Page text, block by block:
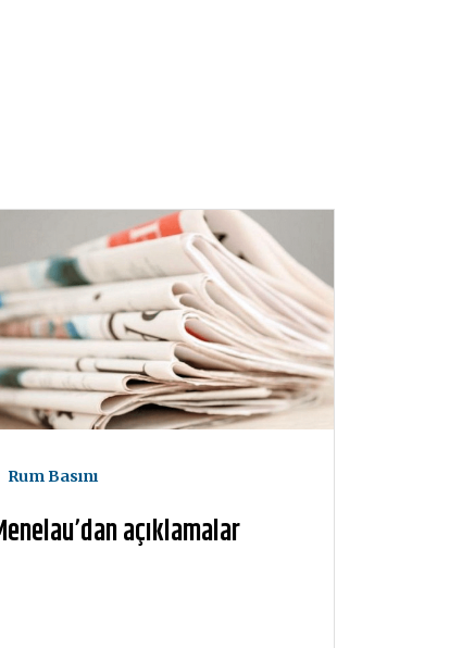
Rum Basını
açıklamalar